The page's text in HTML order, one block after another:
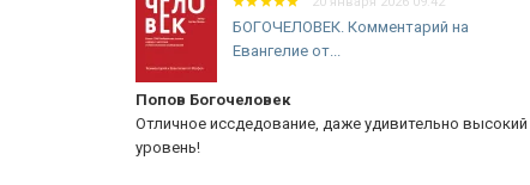
БОГОЧЕЛОВЕК. Комментарий на
Евангелие от...
Попов Богочеловек
Отличное иссдедование, даже удивительно высокий
уровень!